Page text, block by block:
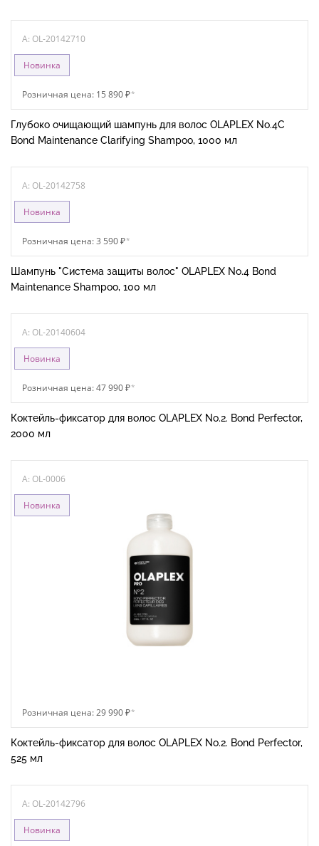
A: OL-20142710
Новинка
Розничная цена: 15 890 ₽*
Глубоко очищающий шампунь для волос OLAPLEX No.4C
Bond Maintenance Clarifying Shampoo, 1000 мл
A: OL-20142758
Новинка
Розничная цена: 3 590 ₽*
Шампунь "Система защиты волос" OLAPLEX No.4 Bond
Maintenance Shampoo, 100 мл
A: OL-20140604
Новинка
Розничная цена: 47 990 ₽*
Коктейль-фиксатор для волос OLAPLEX No.2. Bond Perfector,
2000 мл
A: OL-0006
Новинка
Розничная цена: 29 990 ₽*
Коктейль-фиксатор для волос OLAPLEX No.2. Bond Perfector,
525 мл
A: OL-20142796
Новинка